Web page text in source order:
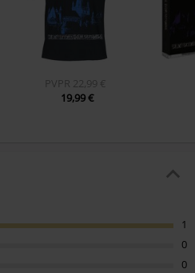
PVPR 22,99 €
19,99 €
1
0
0